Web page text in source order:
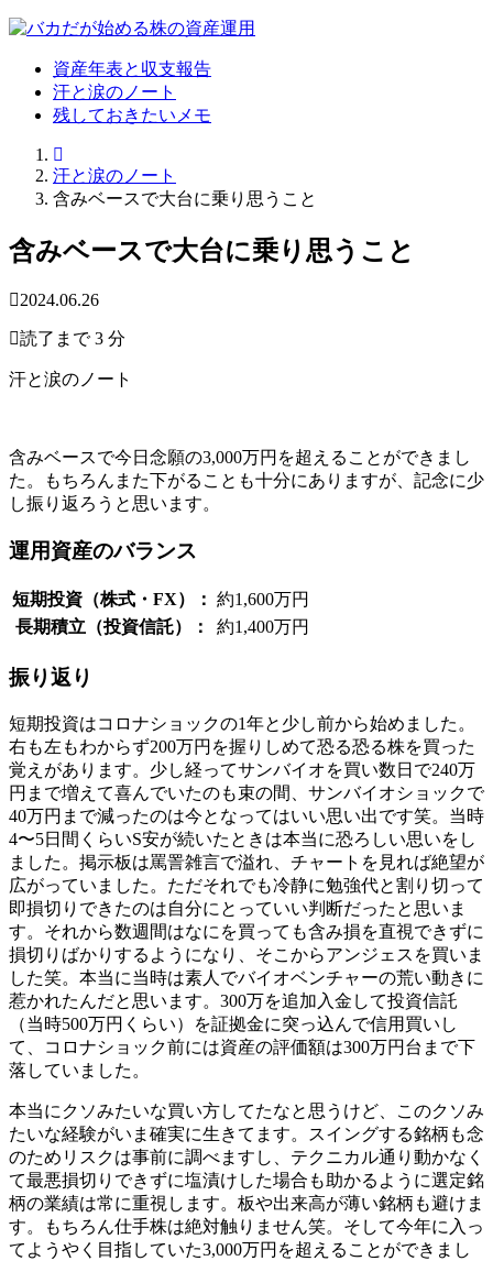
資産年表と収支報告
汗と涙のノート
残しておきたいメモ
汗と涙のノート
含みベースで大台に乗り思うこと
含みベースで大台に乗り思うこと
2024.06.26
読了まで 3 分
汗と涙のノート
含みベースで今日念願の3,000万円を超えることができまし
た。もちろんまた下がることも十分にありますが、記念に少
し振り返ろうと思います。
運用資産のバランス
短期投資（株式・FX）： 約1,600万円
長期積立（投資信託）：
約1,400万円
振り返り
短期投資はコロナショックの1年と少し前から始めました。
右も左もわからず200万円を握りしめて恐る恐る株を買った
覚えがあります。少し経ってサンバイオを買い数日で240万
円まで増えて喜んでいたのも束の間、サンバイオショックで
40万円まで減ったのは今となってはいい思い出です笑。当時
4〜5日間くらいS安が続いたときは本当に恐ろしい思いをし
ました。掲示板は罵詈雑言で溢れ、チャートを見れば絶望が
広がっていました。ただそれでも冷静に勉強代と割り切って
即損切りできたのは自分にとっていい判断だったと思いま
す。それから数週間はなにを買っても含み損を直視できずに
損切りばかりするようになり、そこからアンジェスを買いま
した笑。本当に当時は素人でバイオベンチャーの荒い動きに
惹かれたんだと思います。300万を追加入金して投資信託
（当時500万円くらい）を証拠金に突っ込んで信用買いし
て、コロナショック前には資産の評価額は300万円台まで下
落していました。
本当にクソみたいな買い方してたなと思うけど、このクソみ
たいな経験がいま確実に生きてます。スイングする銘柄も念
のためリスクは事前に調べますし、テクニカル通り動かなく
て最悪損切りできずに塩漬けした場合も助かるように選定銘
柄の業績は常に重視します。板や出来高が薄い銘柄も避けま
す。もちろん仕手株は絶対触りません笑。そして今年に入っ
てようやく目指していた3,000万円を超えることができまし